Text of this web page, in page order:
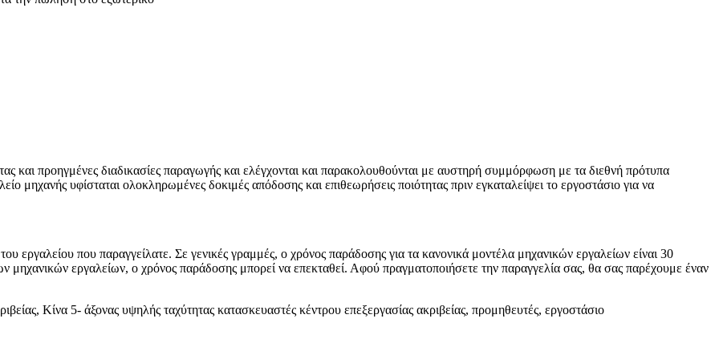
και προηγμένες διαδικασίες παραγωγής και ελέγχονται και παρακολουθούνται με αυστηρή συμμόρφωση με τα διεθνή πρότυπα
μηχανής υφίσταται ολοκληρωμένες δοκιμές απόδοσης και επιθεωρήσεις ποιότητας πριν εγκαταλείψει το εργοστάσιο για να
εργαλείου που παραγγείλατε. Σε γενικές γραμμές, ο χρόνος παράδοσης για τα κανονικά μοντέλα μηχανικών εργαλείων είναι 30
μηχανικών εργαλείων, ο χρόνος παράδοσης μπορεί να επεκταθεί. Αφού πραγματοποιήσετε την παραγγελία σας, θα σας παρέχουμε έναν
Κίνα 5- άξονας υψηλής ταχύτητας κατασκευαστές κέντρου επεξεργασίας ακριβείας, προμηθευτές, εργοστάσιο